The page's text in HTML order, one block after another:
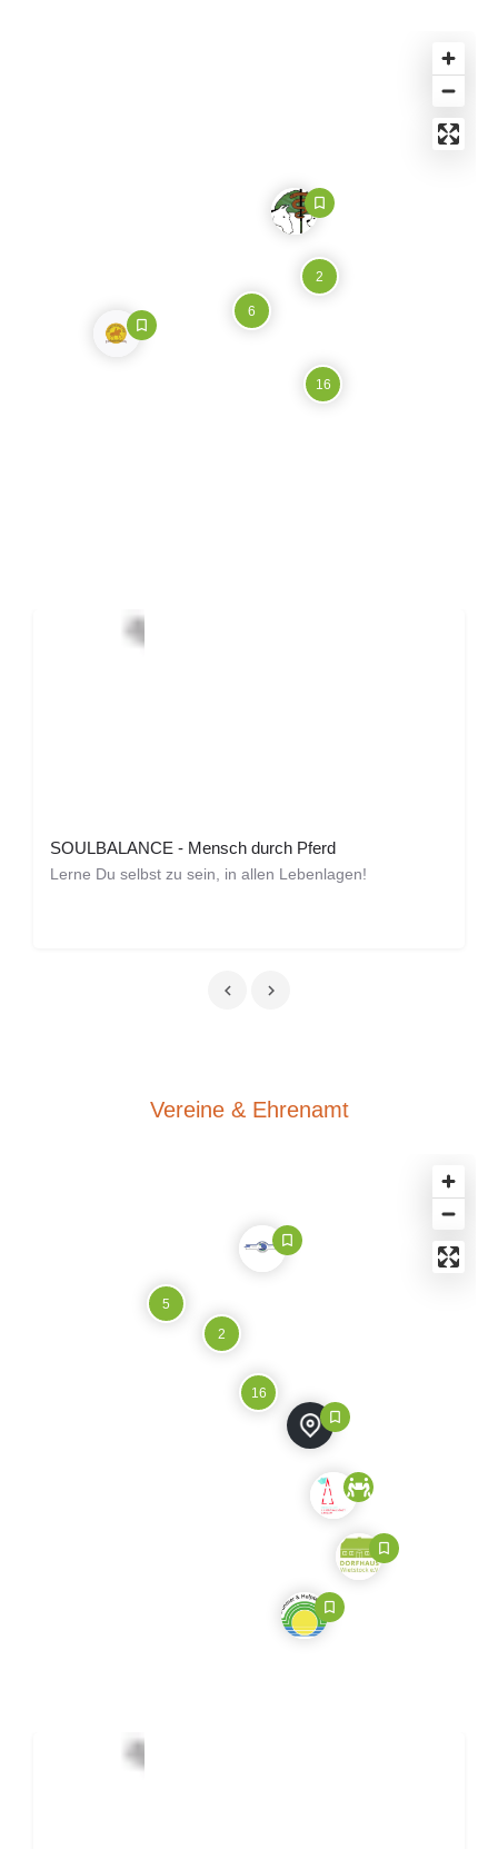
2
16
6
SOULBALANCE - Mensch durch Pferd
Lerne Du selbst zu sein, in allen Lebenlagen!
Vereine & Ehrenamt
16
5
2